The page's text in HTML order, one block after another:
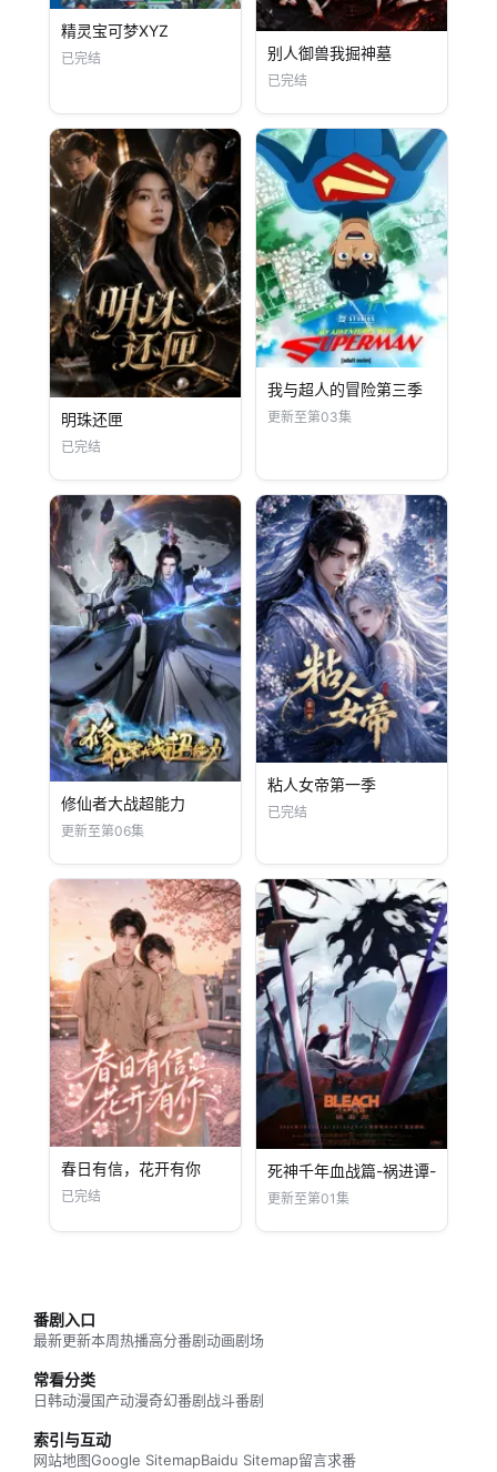
精灵宝可梦XYZ
已完结 别人御兽我掘神墓
已完结
明珠还匣
已完结
我与超人的冒险第三季
更新至第03集
修仙者大战超能力
更新至第06集
粘人女帝第一季
已完结
春日有信，花开有你
已完结
死神千年血战篇-祸进谭-
更新至第01集
番剧入口
最新更新本周热播高分番剧动画剧场
常看分类
日韩动漫国产动漫奇幻番剧战斗番剧
索引与互动
网站地图Google SitemapBaidu Sitemap留言求番